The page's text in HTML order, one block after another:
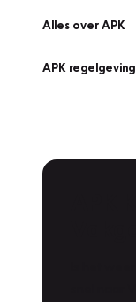
Alles over APK
APK regelgeving